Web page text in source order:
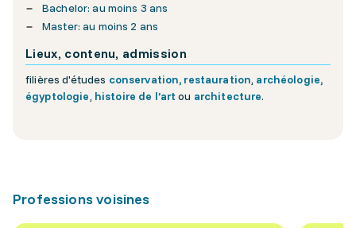
Bachelor: au moins 3 ans
Master: au moins 2 ans
Lieux, contenu, admission
filières d'études conservation, restauration, archéologie,
égyptologie, histoire de l’artou architecture.
Professions voisines